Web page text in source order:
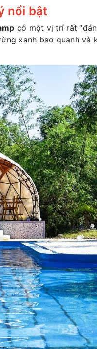
nổi bật
có một vị trí rất
xanh bao quanh và